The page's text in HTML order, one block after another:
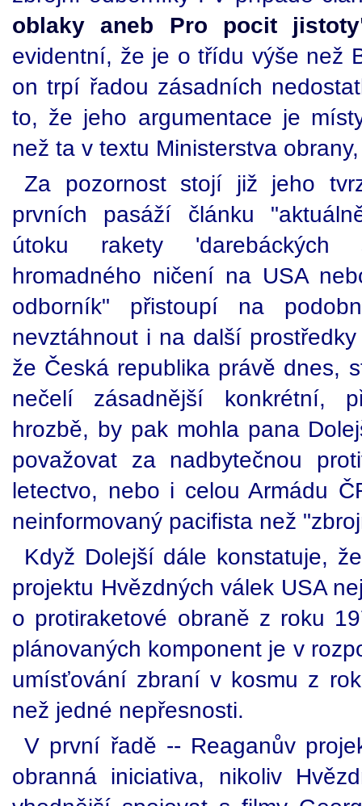
oblaky aneb Pro pocit
evidentní, že je o třídu výše než
on trpí řadou zásadních
to, že jeho argumentace je
než ta v textu Ministerstva
Za pozornost stojí již jeho
prvních pasáží článku
útoku rakety 'darebáckých
hromadného ničení na USA
odborník" přistoupí na
nevztáhnout i na další
že Česká republika právě dnes,
nečelí zásadnější konkrétní,
hrozbě, by pak mohla pana
považovat za nadbytečnou
letectvo, nebo i celou Armádu
neinformovaný pacifista než
Když Dolejší dále konstatuje,
projektu Hvězdných válek USA
o protiraketové obraně z roku
plánovaných komponent je v
umísťování zbraní v kosmu z
než jedné nepřesnosti.
V první řadě -- Reaganův
obranná iniciativa, nikoliv